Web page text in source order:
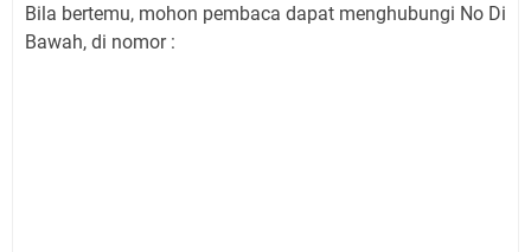
Bila bertemu, mohon pembaca dapat menghubungi No Di
Bawah, di nomor :